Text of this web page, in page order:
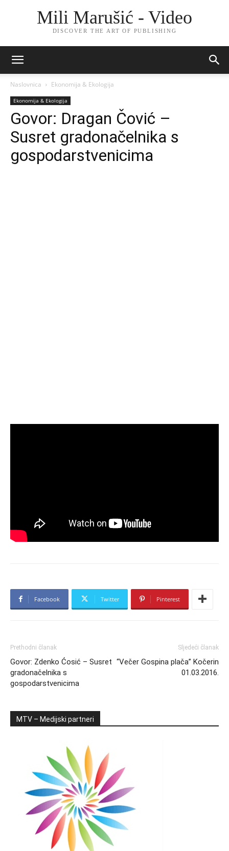
Mili Marušić - Video
DISCOVER THE ART OF PUBLISHING
Naslovnica Ekonomija & Ekologija
Ekonomija & Ekologija
Govor: Dragan Čović –
Susret gradonačelnika s
gospodarstvenicima
Facebook Twitter Pinterest
Prethodni članak
Govor: Zdenko Ćosić – Susret
gradonačelnika s
gospodarstvenicima
Sljedeći članak
“Večer Gospina plača” Kočerin
01.03.2016.
MTV – Medijski partneri